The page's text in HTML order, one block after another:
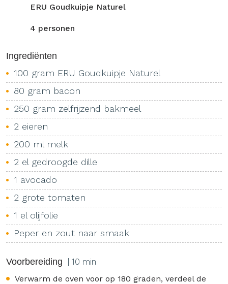
ERU Goudkuipje Naturel
4 personen
Ingrediënten
100 gram ERU Goudkuipje Naturel
80 gram bacon
250 gram zelfrijzend bakmeel
2 eieren
200 ml melk
2 el gedroogde dille
1 avocado
2 grote tomaten
1 el olijfolie
Peper en zout naar smaak
Voorbereiding | 10 min
Verwarm de oven voor op 180 graden, verdeel de